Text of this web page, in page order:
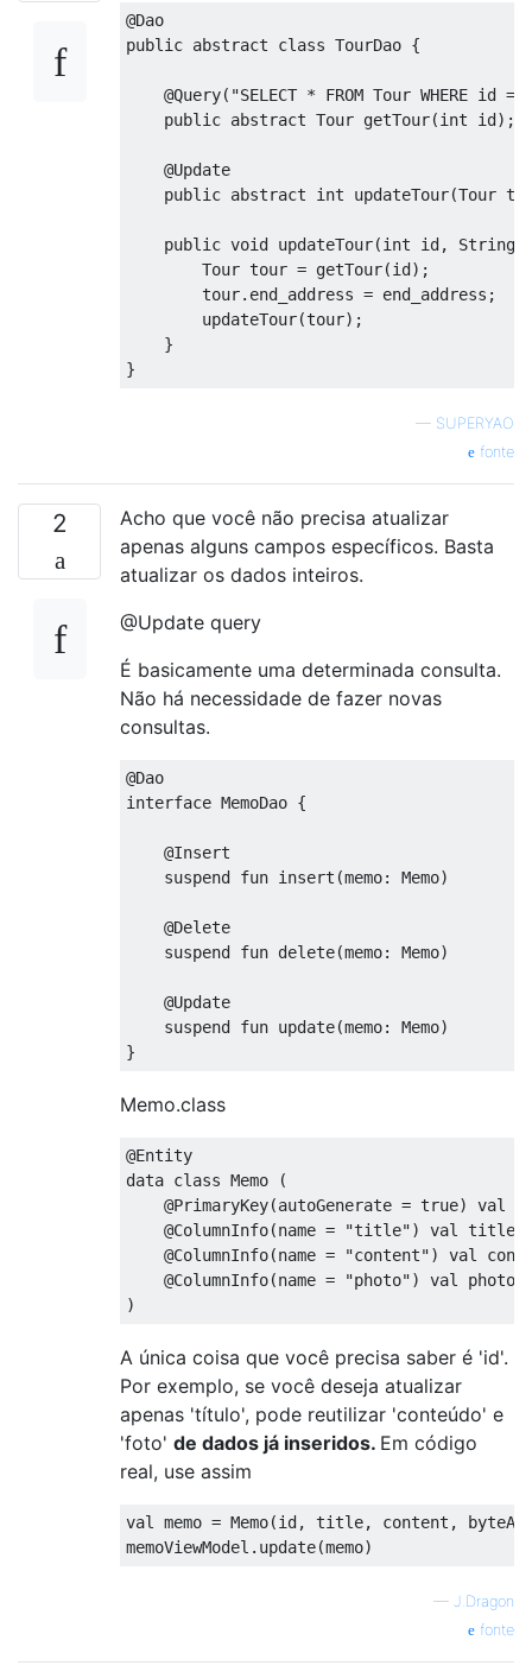
@Dao
public abstract class TourDao {
@Query( "SELECT * FROM Tour WHERE id
public abstract Tour getTour(int id);
@Update
public abstract int updateTour(Tour
public void updateTour(int id, String
Tour tour = getTour(id);
        tour
. end_address = end_address ;
        updateTour
(tour);
}
}
— SUPERYAO
fonte
2
Acho que você não precisa atualizar
apenas alguns campos específicos. Basta
atualizar os dados inteiros.
@Update query
É basicamente uma determinada consulta.
Não há necessidade de fazer novas
consultas.
@Dao
interface MemoDao {
@Insert
    suspend fun insert
(memo: Memo)
@Delete
    suspend fun
delete(memo: Memo)
@Update
    suspend fun update
(memo: Memo)
}
Memo.class
@Entity
data class Memo
(
@PrimaryKey(autoGenerate = true)
val
@ColumnInfo(name = "title") val title
@ColumnInfo(name = "content")
val
@ColumnInfo(name = "photo") val photo
)
A única coisa que você precisa saber é 'id'.
Por exemplo, se você deseja atualizar
apenas 'título', pode reutilizar 'conteúdo' e
'foto' de dados já inseridos. Em código
real, use assim
val memo = Memo(id, title, content ,
memoViewModel . update(memo)
— J.Dragon
fonte